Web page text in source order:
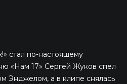
стал по-настоящему
«Нам 17» Сергей Жуков спел
Энджелом, а в клипе снялась